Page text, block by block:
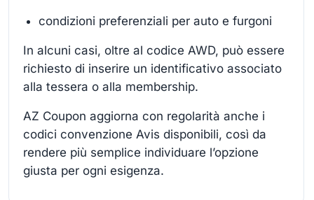
condizioni preferenziali per auto e furgoni
In alcuni casi, oltre al codice AWD, può essere
richiesto di inserire un identificativo associato
alla tessera o alla membership.
AZ Coupon aggiorna con regolarità anche i
codici convenzione Avis disponibili, così da
rendere più semplice individuare l’opzione
giusta per ogni esigenza.